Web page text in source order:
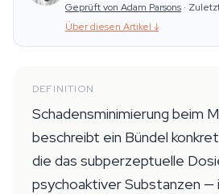
Geprüft von Adam Parsons ·
Über diesen Artikel ↓
DEFINITION
Schadensminimierung beim
beschreibt ein Bündel
die das subperzeptuelle
psychoaktiver Substanzen —